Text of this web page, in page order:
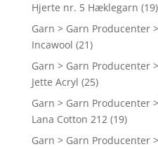
Hjerte nr. 5 Hæklegarn (19)
Garn > Garn Producenter
Incawool (21)
Garn > Garn Producenter
Jette Acryl (25)
Garn > Garn Producenter
Lana Cotton 212 (19)
Garn > Garn Producenter